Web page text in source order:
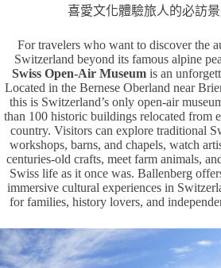
喜愛文化體驗旅人的必訪景
For travelers who want to discover the
Switzerland beyond its famous alpine
Swiss Open-Air Museumis an
Located in the Bernese Oberland near
this is Switzerland’s only open-air
than 100 historic buildings relocated from
country. Visitors can explore traditional
workshops, barns, and chapels, watch
centuries-old crafts, meet farm animals,
Swiss life as it once was. Ballenberg
immersive cultural experiences in
for families, history lovers, and